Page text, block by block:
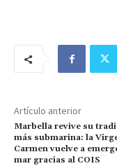
Artículo anterior
Marbella revive su
más submarina: la
Carmen vuelve a
mar gracias al COIS